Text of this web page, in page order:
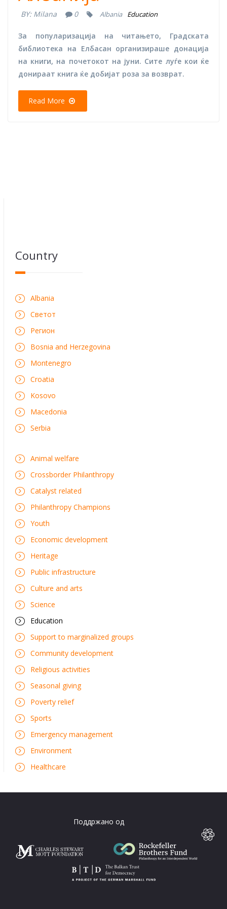
BY: Milana 0 Albania Education
За популаризација на читањето, Градската
библиотека на Елбасан организираше донација
на книги, на почетокот на јуни. Сите луѓе кои ќе
донираат книга ќе добијат роза за возврат.
Read More
Country
Albania
Светот
Регион
Bosnia and Herzegovina
Montenegro
Croatia
Kosovo
Macedonia
Serbia
Animal welfare
Crossborder Philanthropy
Catalyst related
Philanthropy Champions
Youth
Economic development
Heritage
Public infrastructure
Culture and arts
Science
Education
Support to marginalized groups
Community development
Religious activities
Seasonal giving
Poverty relief
Sports
Emergency management
Environment
Healthcare
Поддржано од